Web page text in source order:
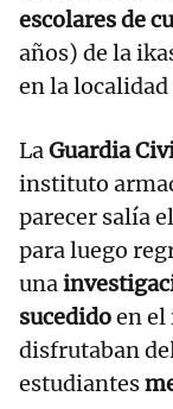
escolares de
años) de la
en la localidad
LaGuardia
instituto
parecer salía
para luego
una
sucedidoen el
disfrutaban
estudiantes